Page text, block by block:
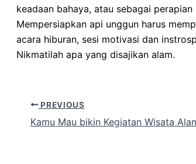
keadaan bahaya, atau sebagai
Mempersiapkan api unggun harus
acara hiburan, sesi motivasi dan
Nikmatilah apa yang disajikan alam.
PREVIOUS
Kamu Mau bikin Kegiatan Wisata